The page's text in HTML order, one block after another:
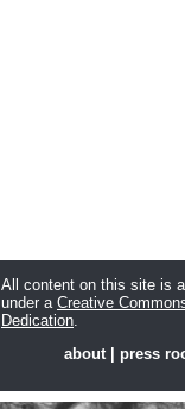
All content on this site is
under a Creative
Dedication.
about| press